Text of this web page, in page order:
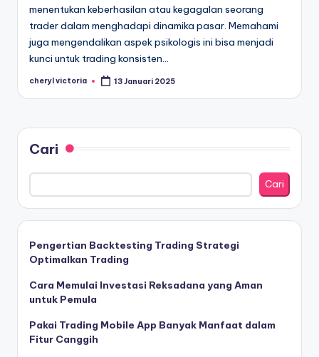
menentukan keberhasilan atau kegagalan seorang
trader dalam menghadapi dinamika pasar. Memahami
juga mengendalikan aspek psikologis ini bisa menjadi
kunci untuk trading konsisten…
Posted
cheryl victoria 13 Januari 2025
Cari
Cari
Pengertian Backtesting Trading Strategi
Optimalkan Trading
Cara Memulai Investasi Reksadana yang Aman
untuk Pemula
Pakai Trading Mobile App Banyak Manfaat dalam
Fitur Canggih